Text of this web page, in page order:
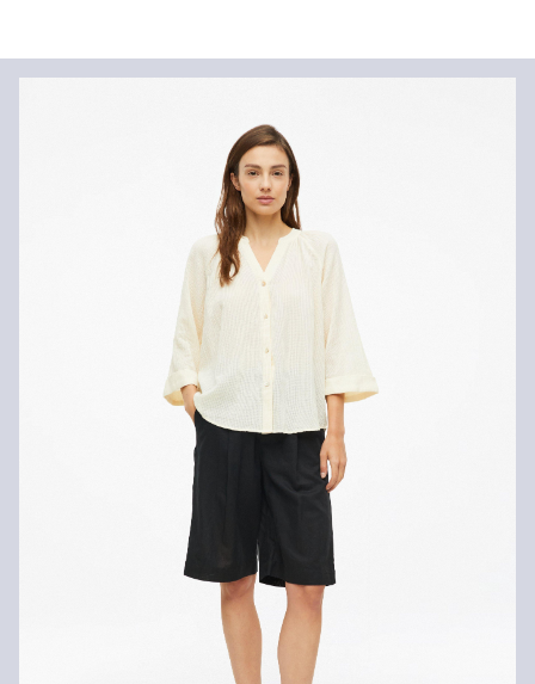
Chlorbleiche nicht möglich
Nicht für den Trockner geeignet
Schonwaschgang 30°
Nicht heiß bügeln
Keine chemische Reinigung möglich
Standardlieferung einer Bestellung in Höhe von 3,95 € an. Fashion
einem Mindestbestellwert in Höhe von 149,00 € (bei einem
geringeren Bestellwert betragen die Versandkosten für eine
Standardlieferung ebenfalls 3,95 €). Für VIP Kunden entfallen die
Die Rückgabegebühr beträgt 2,99 € für Gast und Fashion Card
Kunden. Für VIP Kunden entfällt die Rückgabegebühr. Die
Versandkosten für die Rücklieferung werden vom
Rückerstattungsbetrag abgezogen.
Gastkunden können ihre Artikel innerhalb von 14 Tagen nach
Erhalt der Ware an uns zurückschicken. Fashion Card und VIP
Kunden haben nach Erhalt der Ware 30 Tage Zeit, um ihre Artikel
an uns zurückzusenden.
Weitere Informationen sind unserer „ Hilfe & FAQ